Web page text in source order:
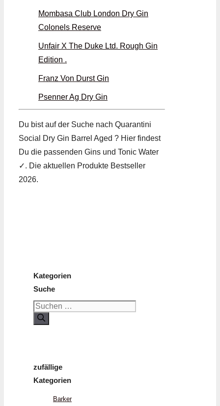
Mombasa Club London Dry Gin
Colonels Reserve
Unfair X The Duke Ltd. Rough Gin
Edition .
Franz Von Durst Gin
Psenner Ag Dry Gin
Du bist auf der Suche nach Quarantini
Social Dry Gin Barrel Aged ? Hier findest
Du die passenden Gins und Tonic Water
✓. Die aktuellen Produkte Bestseller
2026.
Kategorien
Suche
Suchen
nach:
zufällige
Kategorien
Barker